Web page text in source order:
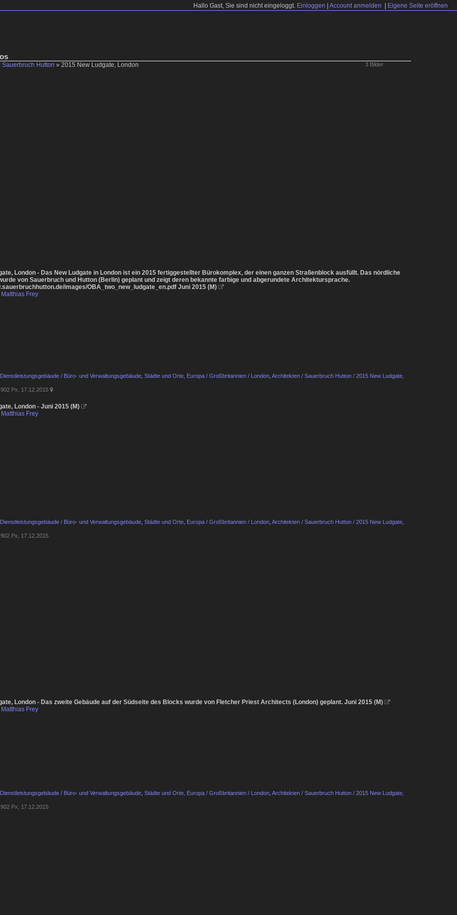
Hallo Gast, Sie sind nicht eingeloggt. Einloggen Account anmelden Eigene Seite eröffnen
3 Bilder
Sauerbruch Hutton » 2015 New Ludgate, London
London - Das New Ludgate in London ist ein 2015 fertiggestellter Bürokomplex, der einen ganzen Straßenblock ausfüllt. Das nördliche
von Sauerbruch und Hutton (Berlin) geplant und zeigt deren bekannte farbige und abgerundete Architektursprache.
images/OBA_two_new_ludgate_en.pdf Juni 2015 (M) 
Frey
/ Büro- und Verwaltungsgebäude Städte und Orte, Europa / Großbritannien / London Architekten / Sauerbruch Hutton / 2015 New Ludgate,
Px, 17.12.2015 
London - Juni 2015 (M) 
Frey
/ Büro- und Verwaltungsgebäude Städte und Orte, Europa / Großbritannien / London Architekten / Sauerbruch Hutton / 2015 New Ludgate,
Px, 17.12.2015
London - Das zweite Gebäude auf der Südseite des Blocks wurde von Fletcher Priest Architects (London) geplant. Juni 2015 (M) 
Frey
/ Büro- und Verwaltungsgebäude Städte und Orte, Europa / Großbritannien / London Architekten / Sauerbruch Hutton / 2015 New Ludgate,
Px, 17.12.2015